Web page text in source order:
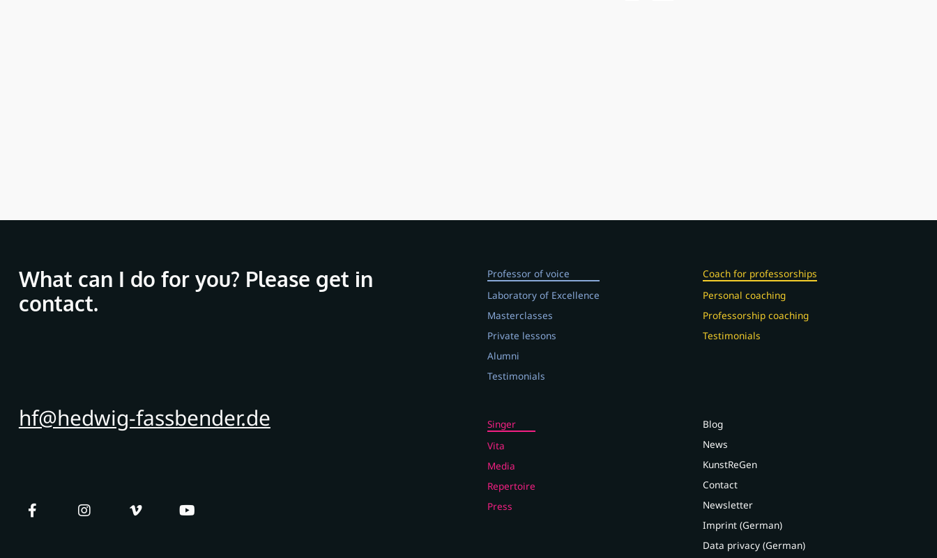
What can I do for you? Please get in
contact.
hf@hedwig-fassbender.de
Professor of voice
Laboratory of Excellence
Masterclasses
Private lessons
Alumni
Testimonials
Coach for professorships
Personal coaching
Professorship coaching
Testimonials
Singer
Vita
Media
Repertoire
Press
Blog
News
KunstReGen
Contact
Newsletter
Imprint (German)
Data privacy (German)